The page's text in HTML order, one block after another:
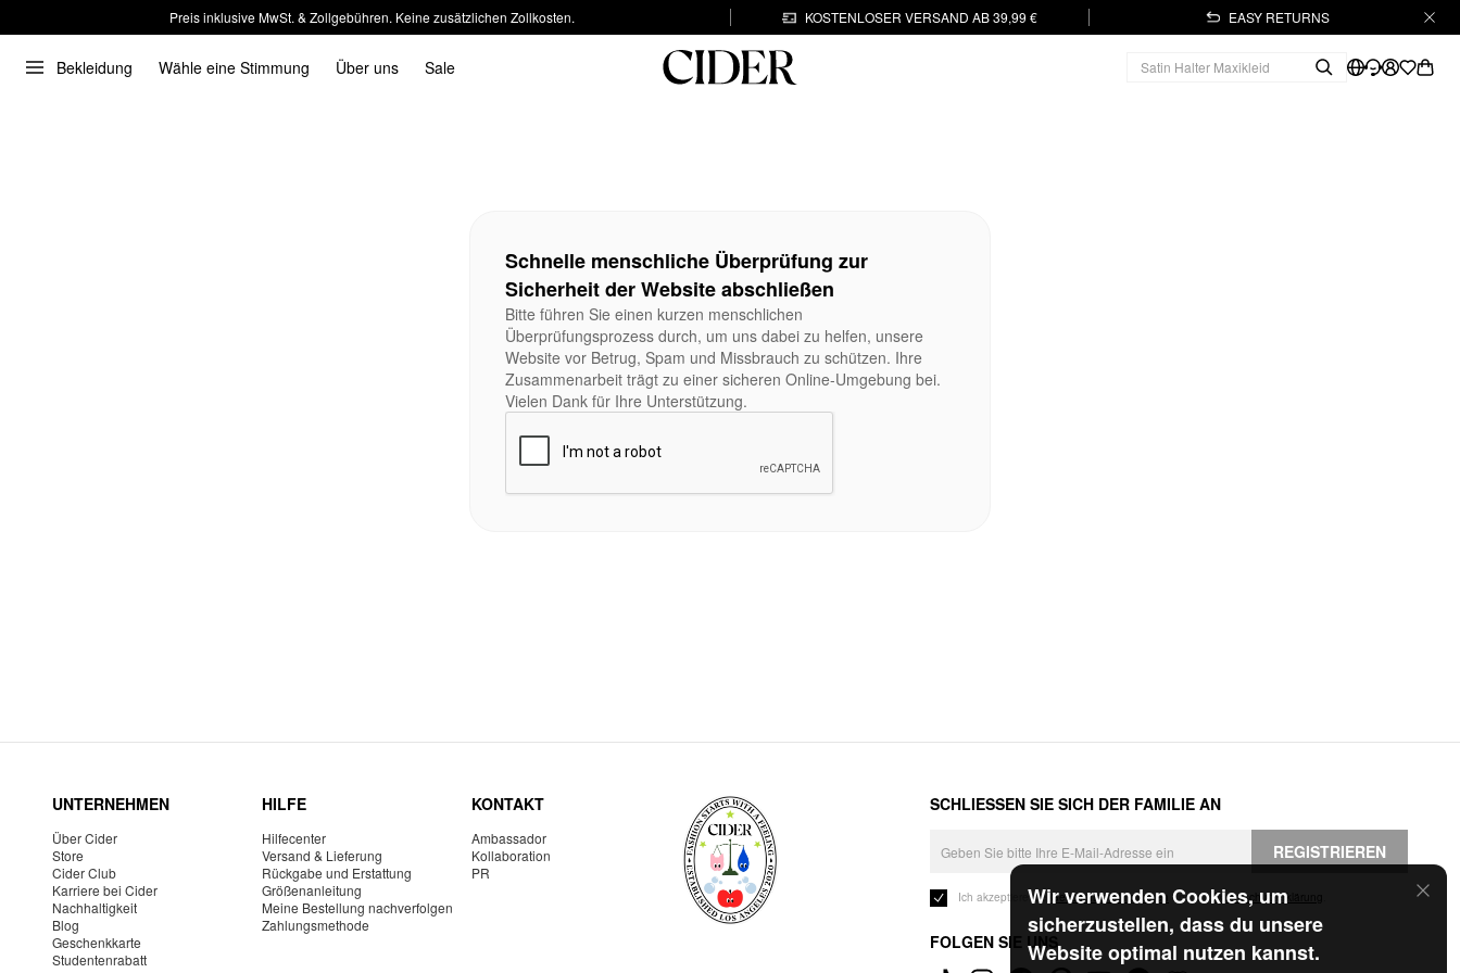
Preis inklusive MwSt. & Zollgebühren. Keine zusätzlichen Zollkosten. KOSTENLOSER VERSAND AB 39,99 € EASY RETURNS
Bekleidung Wähle eine Stimmung Über uns Sale
Wir verwenden Cookies, um
sicherzustellen, dass du unsere
Website optimal nutzen kannst.
Schnelle menschliche Überprüfung zur
Sicherheit der Website abschließen
Bitte führen Sie einen kurzen menschlichen
Überprüfungsprozess durch, um uns dabei zu helfen, unsere
Website vor Betrug, Spam und Missbrauch zu schützen. Ihre
Zusammenarbeit trägt zu einer sicheren Online-Umgebung bei.
Vielen Dank für Ihre Unterstützung.
UNTERNEHMEN
Über Cider
Store
Cider Club
Karriere bei Cider
Nachhaltigkeit
Blog
Geschenkkarte
Studentenrabatt
HILFE
Hilfecenter
Versand & Lieferung
Rückgabe und Erstattung
Größenanleitung
Meine Bestellung nachverfolgen
Zahlungsmethode
KONTAKT
Ambassador
Kollaboration
PR
SCHLIESSEN SIE SICH DER FAMILIE AN
REGISTRIEREN
Ich akzeptiere dieGeschäftsbedingungen und die Datenschutzerklärung
FOLGEN SIE UNS